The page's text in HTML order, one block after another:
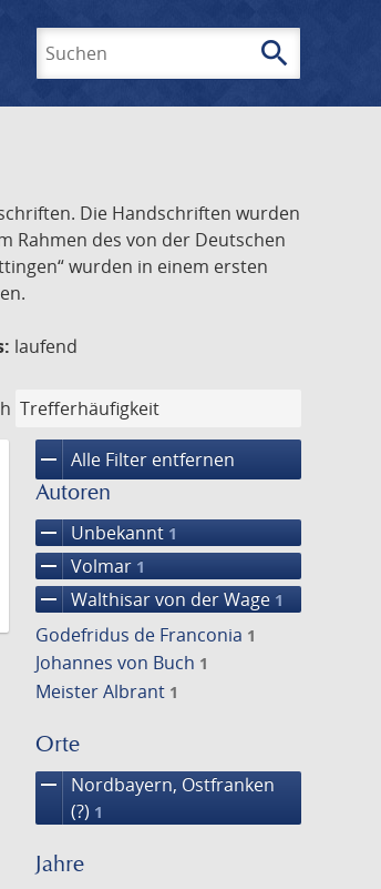
search
Die Handschriften wurden
Rahmen des von der Deutschen
wurden in einem ersten
laufend
remove Alle Filter entfernen
Autoren
remove Unbekannt 1
remove Volmar 1
remove Walthisar von der Wage 1
Godefridus de Franconia 1
Johannes von Buch 1
Meister Albrant 1
Orte
remove
Nordbayern, Ostfranken
(?) 1
Jahre